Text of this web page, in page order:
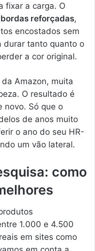
fixar a carga. O
bordas reforçadas,
encostados sem
durar tanto quanto o
a cor original.
Amazon, muita
O resultado é
novo. Só que o
de anos muito
o ano do seu HR-
um vão lateral.
como
1.000 e 4.500
em sites como